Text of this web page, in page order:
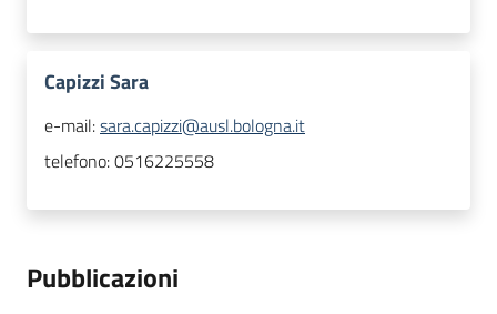
Capizzi Sara
e-mail:sara.capizzi@ausl.bologna.it
telefono:0516225558
Pubblicazioni